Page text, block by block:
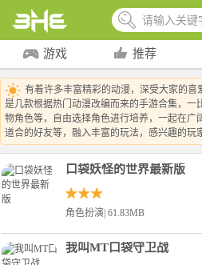
游戏 推荐
有着许多丰富精彩的动漫，深受大家的
是几款根据热门动漫改编而来的手游合集，一
物角色等，自由选择角色进行培养，一起在广
道合的好友等，融入丰富的玩法，感兴趣的玩
口袋妖怪的世界最新版
角色扮演| 61.83MB
我叫MT口袋守卫战